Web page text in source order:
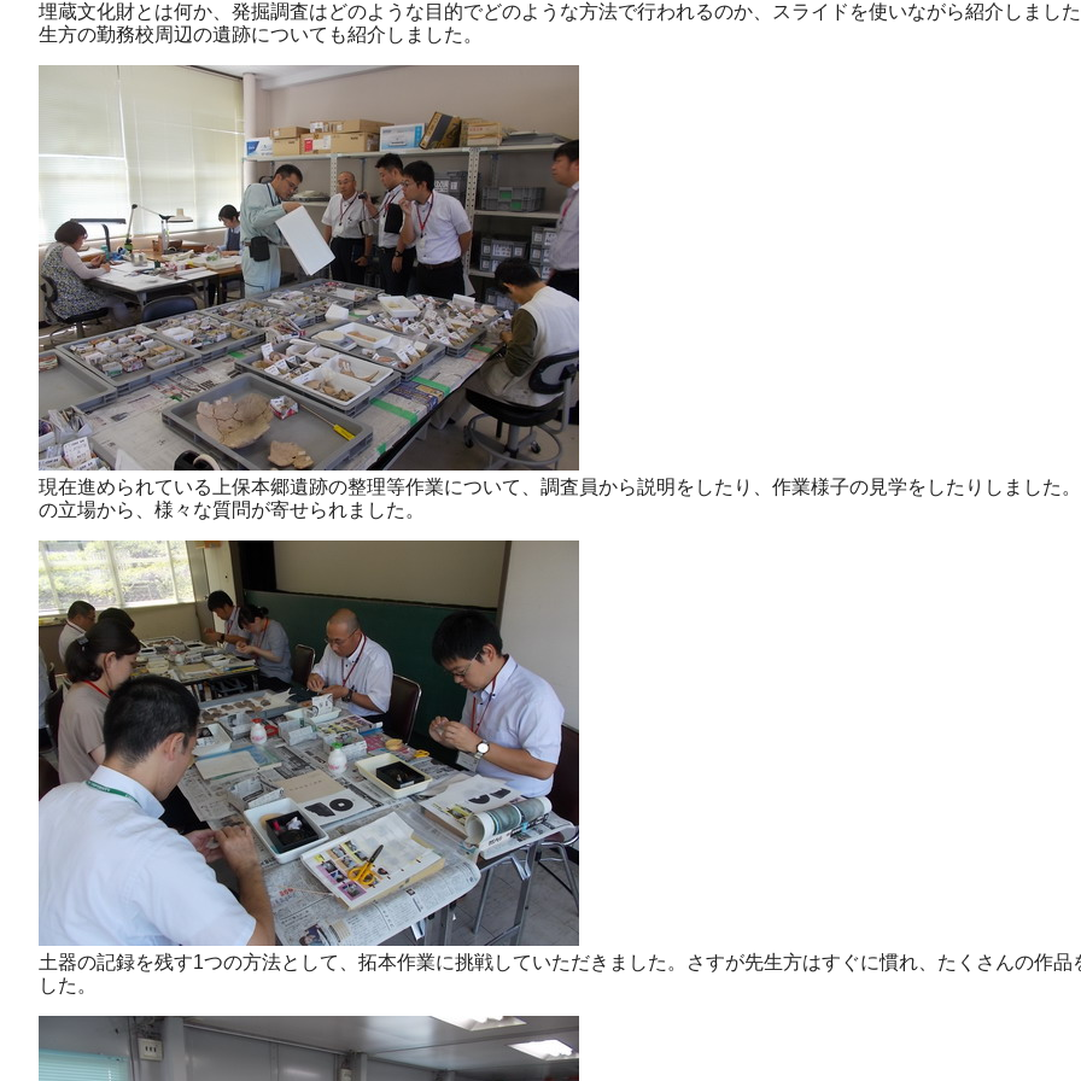
埋蔵文化財とは何か、発掘調査はどのような目的でどのような方法で行われるのか、スライドを使いながら紹介しまし
生方の勤務校周辺の遺跡についても紹介しました。
現在進められている上保本郷遺跡の整理等作業について、調査員から説明をしたり、作業様子の見学をしたりしました
の立場から、様々な質問が寄せられました。
土器の記録を残す1つの方法として、拓本作業に挑戦していただきました。さすが先生方はすぐに慣れ、たくさんの作品
した。